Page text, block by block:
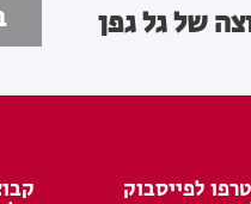
של גל גפן
לפייסבוק